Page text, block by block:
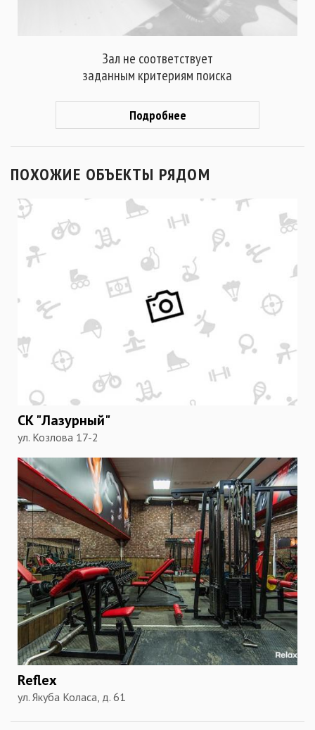
Зал не соответствует
заданным критериям поиска
Подробнее
ПОХОЖИЕ ОБЪЕКТЫ РЯДОМ
СК "Лазурный"
ул. Козлова 17-2
Reflex
ул. Якуба Коласа, д. 61